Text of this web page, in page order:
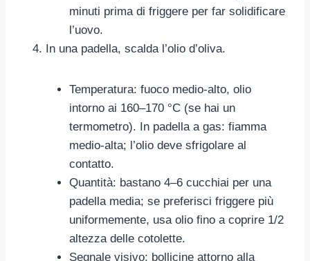
minuti prima di friggere per far solidificare
l’uovo.
In una padella, scalda l’olio d’oliva.
Temperatura: fuoco medio-alto, olio
intorno ai 160–170 °C (se hai un
termometro). In padella a gas: fiamma
medio-alta; l’olio deve sfrigolare al
contatto.
Quantità: bastano 4–6 cucchiai per una
padella media; se preferisci friggere più
uniformemente, usa olio fino a coprire 1/2
altezza delle cotolette.
Segnale visivo: bollicine attorno alla